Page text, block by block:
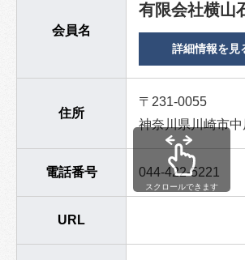
会員名
有限会社横山
詳細情報を見
住所
〒231-0055
神奈川県川崎市
電話番号 044-422-5221
URL
スクロールできます